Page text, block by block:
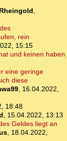
Rheingold,
rein
15:15
und keinen haben
eine geringe
diese
, 16.04.2022,
18:48
, 15.04.2022, 13:13
Geldes liegt an
, 18.04.2022,